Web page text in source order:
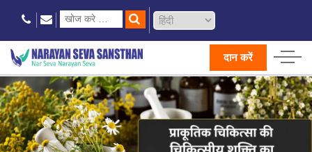
दान करें